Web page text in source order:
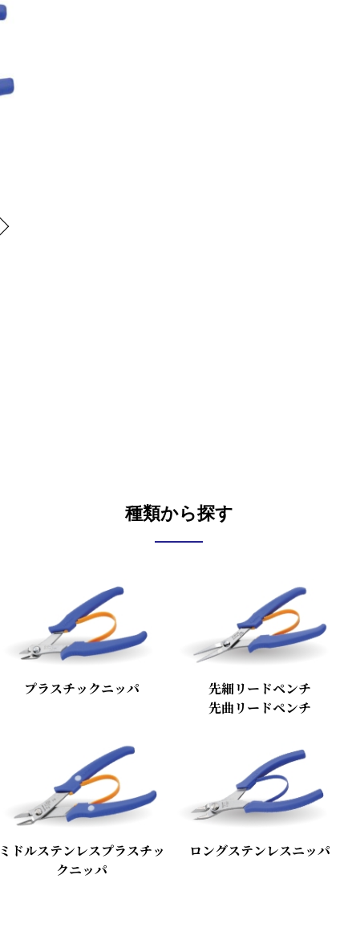
種類から探す
プラスチックニッパ
先細リードペンチ
先曲リードペンチ
ミドルステンレスプラスチッ
クニッパ
ロングステンレスニッパ